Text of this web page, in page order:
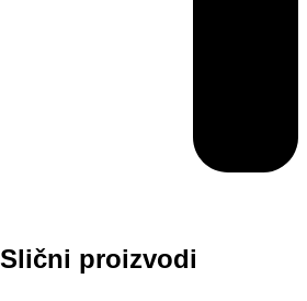
Slični proizvodi